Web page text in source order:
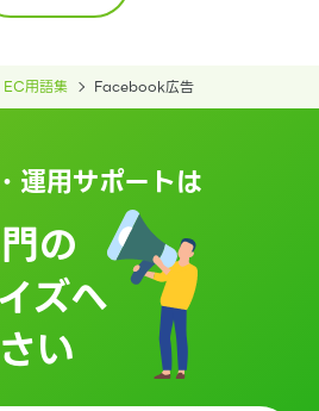
EC用語集 Facebook広告
用サポートは
の
ズへ
い